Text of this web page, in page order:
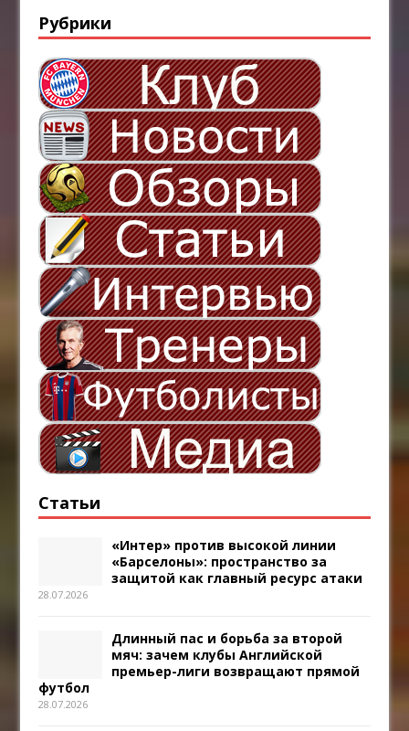
Рубрики
Статьи
«Интер» против высокой линии
«Барселоны»: пространство за
защитой как главный ресурс атаки
28.07.2026
Длинный пас и борьба за второй
мяч: зачем клубы Английской
премьер-лиги возвращают прямой
футбол
28.07.2026